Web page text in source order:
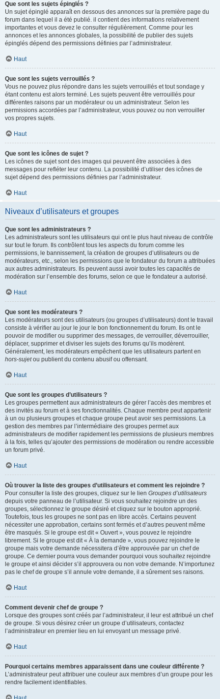
Que sont les sujets épinglés ?
Un sujet épinglé apparaît en dessous des annonces sur la première page du
forum dans lequel il a été publié. il contient des informations relativement
importantes et vous devez le consulter régulièrement. Comme pour les
annonces et les annonces globales, la possibilité de publier des sujets
épinglés dépend des permissions définies par l’administrateur.
Haut
Que sont les sujets verrouillés ?
Vous ne pouvez plus répondre dans les sujets verrouillés et tout sondage y
étant contenu est alors terminé. Les sujets peuvent être verrouillés pour
différentes raisons par un modérateur ou un administrateur. Selon les
permissions accordées par l’administrateur, vous pouvez ou non verrouiller
vos propres sujets.
Haut
Que sont les icônes de sujet ?
Les icônes de sujet sont des images qui peuvent être associées à des
messages pour refléter leur contenu. La possibilité d’utiliser des icônes de
sujet dépend des permissions définies par l’administrateur.
Haut
Niveaux d’utilisateurs et groupes
Que sont les administrateurs ?
Les administrateurs sont les utilisateurs qui ont le plus haut niveau de contrôle
sur tout le forum. Ils contrôlent tous les aspects du forum comme les
permissions, le bannissement, la création de groupes d’utilisateurs ou de
modérateurs, etc., selon les permissions que le fondateur du forum a attribuées
aux autres administrateurs. Ils peuvent aussi avoir toutes les capacités de
modération sur l’ensemble des forums, selon ce que le fondateur a autorisé.
Haut
Que sont les modérateurs ?
Les modérateurs sont des utilisateurs (ou groupes d’utilisateurs) dont le travail
consiste à vérifier au jour le jour le bon fonctionnement du forum. Ils ont le
pouvoir de modifier ou supprimer des messages, de verrouiller, déverrouiller,
déplacer, supprimer et diviser les sujets des forums qu’ils modèrent.
Généralement, les modérateurs empêchent que les utilisateurs partent en
hors-sujetou publient du contenu abusif ou offensant.
Haut
Que sont les groupes d’utilisateurs ?
Les groupes permettent aux administrateurs de gérer l’accès des membres et
des invités au forum et à ses fonctionnalités. Chaque membre peut appartenir
à un ou plusieurs groupes et chaque groupe peut avoir ses permissions. La
gestion des membres par l’intermédiaire des groupes permet aux
administrateurs de modifier rapidement les permissions de plusieurs membres
à la fois, telles qu’ajouter des permissions de modération ou rendre accessible
un forum privé.
Haut
Où trouver la liste des groupes d’utilisateurs et comment les rejoindre ?
Pour consulter la liste des groupes, cliquez sur le lien Groupes d’utilisateurs
depuis votre panneau de l’utilisateur. Si vous souhaitez rejoindre un des
groupes, sélectionnez le groupe désiré et cliquez sur le bouton approprié.
Toutefois, tous les groupes ne sont pas en libre accès. Certains peuvent
nécessiter une approbation, certains sont fermés et d’autres peuvent même
être masqués. Si le groupe est dit « Ouvert », vous pouvez le rejoindre
librement. Si le groupe est dit « À la demande », vous pouvez rejoindre le
groupe mais votre demande nécessitera d’être approuvée par un chef de
groupe. Ce dernier pourra vous demander pourquoi vous souhaitez rejoindre
le groupe et ainsi décider s’il approuvera ou non votre demande. N’importunez
pas le chef de groupe s’il annule votre demande, il a sûrement ses raisons.
Haut
Comment devenir chef de groupe ?
Lorsque des groupes sont créés par l’administrateur, il leur est attribué un chef
de groupe. Si vous désirez créer un groupe d’utilisateurs, contactez
l’administrateur en premier lieu en lui envoyant un message privé.
Haut
Pourquoi certains membres apparaissent dans une couleur différente ?
L’administrateur peut attribuer une couleur aux membres d’un groupe pour les
rendre facilement identifiables.